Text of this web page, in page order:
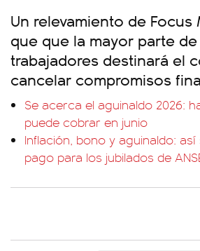
Un relevamiento de
que que la mayor parte
trabajadores destinará el
cancelar compromisos
Se acerca el aguinaldo 2026:
puede cobrar en junio
Inflación, bono y aguinaldo:
pago para los jubilados de